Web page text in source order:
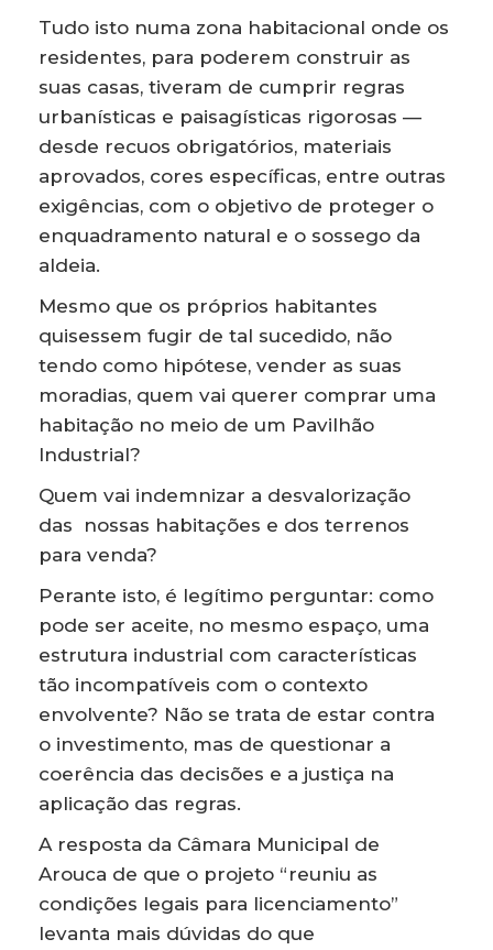
Tudo isto numa zona habitacional onde os
residentes, para poderem construir as
suas casas, tiveram de cumprir regras
urbanísticas e paisagísticas rigorosas —
desde recuos obrigatórios, materiais
aprovados, cores específicas, entre outras
exigências, com o objetivo de proteger o
enquadramento natural e o sossego da
aldeia.
Mesmo que os próprios habitantes
quisessem fugir de tal sucedido, não
tendo como hipótese, vender as suas
moradias, quem vai querer comprar uma
habitação no meio de um Pavilhão
Industrial?
Quem vai indemnizar a desvalorização
das nossas habitações e dos terrenos
para venda?
Perante isto, é legítimo perguntar: como
pode ser aceite, no mesmo espaço, uma
estrutura industrial com características
tão incompatíveis com o contexto
envolvente? Não se trata de estar contra
o investimento, mas de questionar a
coerência das decisões e a justiça na
aplicação das regras.
A resposta da Câmara Municipal de
Arouca de que o projeto “reuniu as
condições legais para licenciamento”
levanta mais dúvidas do que